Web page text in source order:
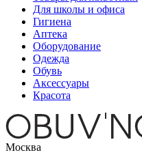
Для школы и офиса
Гигиена
Аптека
Оборудование
Одежда
Обувь
Аксессуары
Красота
Москва